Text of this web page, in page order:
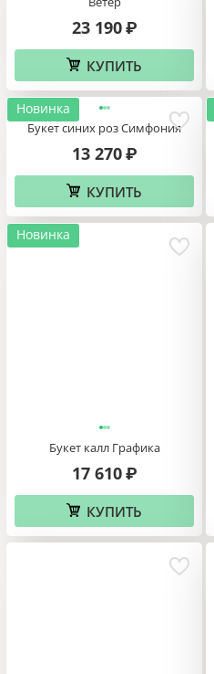
23 190 ₽
КУПИТЬ
Новинка
Букет синих роз Cимфония
13 270 ₽
КУПИТЬ
Новинка
Букет калл Графика
17 610 ₽
КУПИТЬ